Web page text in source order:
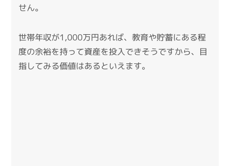
せん。
世帯年収が1,000万円あれば、教育や貯蓄にある程
度の余裕を持って資産を投入できそうですから、目
指してみる価値はあるといえます。